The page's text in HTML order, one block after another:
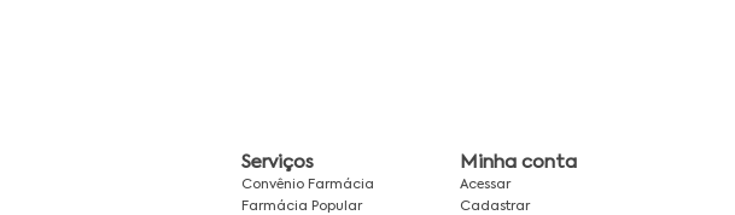
Serviços
Convênio Farmácia
Farmácia Popular
Minha conta
Acessar
Cadastrar